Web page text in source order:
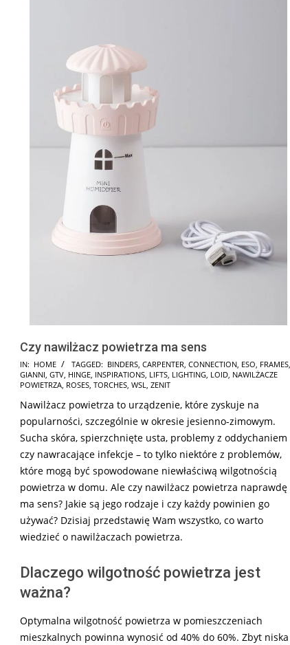
Czy nawilżacz powietrza ma sens
2024-
11-
IN: HOME TAGGED: BINDERS, CARPENTER, CONNECTION, ESO, FRAMES,
GIANNI, GTV, HINGE, INSPIRATIONS, LIFTS, LIGHTING, LOID, NAWILŻACZE
POWIETRZA, ROSES, TORCHES, WSL, ZENIT
Nawilżacz powietrza to urządzenie, które zyskuje na
popularności, szczególnie w okresie jesienno-zimowym.
Sucha skóra, spierzchnięte usta, problemy z oddychaniem
czy nawracające infekcje – to tylko niektóre z problemów,
które mogą być spowodowane niewłaściwą wilgotnością
powietrza w domu. Ale czy nawilżacz powietrza naprawdę
ma sens? Jakie są jego rodzaje i czy każdy powinien go
używać? Dzisiaj przedstawię Wam wszystko, co warto
wiedzieć o nawilżaczach powietrza.
Dlaczego wilgotność powietrza jest
ważna?
Optymalna wilgotność powietrza w pomieszczeniach
mieszkalnych powinna wynosić od 40% do 60%. Zbyt niska